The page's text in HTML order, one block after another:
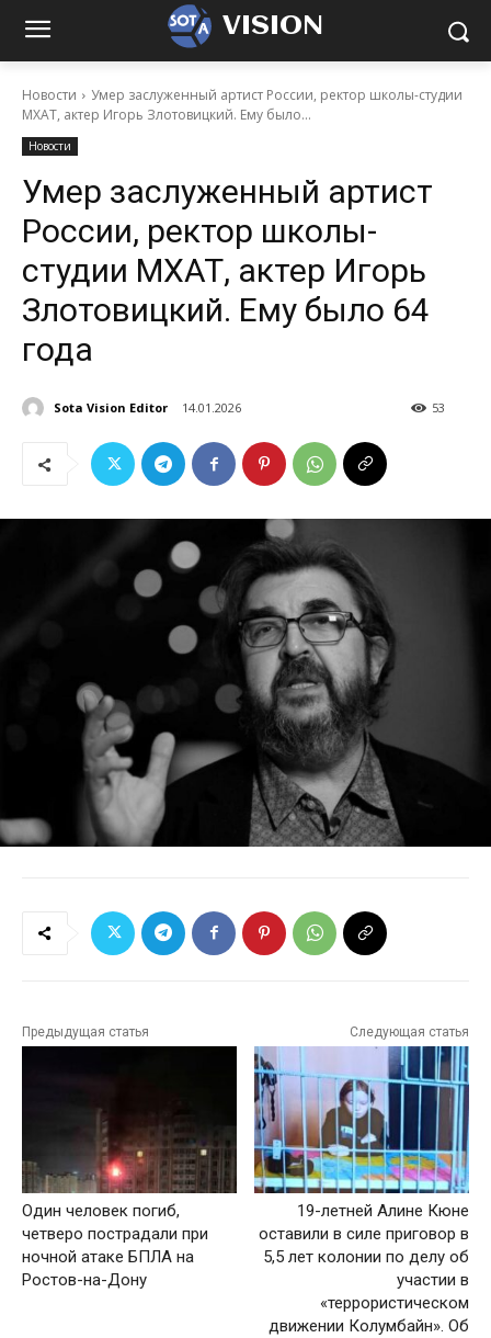
VISION
Новости
Умер заслуженный артист России, ректор школы-студии
МХАТ, актер Игорь Злотовицкий. Ему было...
Новости
Умер заслуженный артист
России, ректор школы-
студии МХАТ, актер Игорь
Злотовицкий. Ему было 64
года
Sota Vision Editor 14.01.2026 53
Предыдущая статья
Один человек погиб,
четверо пострадали при
ночной атаке БПЛА на
Ростов-на-Дону
Следующая статья
19-летней Алине Кюне
оставили в силе приговор в
5,5 лет колонии по делу об
участии в
«террористическом
движении Колумбайн». Об